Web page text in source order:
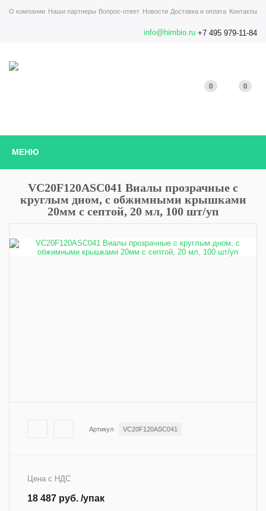
О компании Наши партнеры Вопрос-ответ Новости Доставка и оплата Контакты
info@himbio.ru +7 495 979-11-84
МЕНЮ
0 0
VC20F120ASC041 Виалы прозрачные с
круглым дном, с обжимными крышками
20мм с септой, 20 мл, 100 шт/уп
Артикул VC20F120ASC041
Цена с НДС
18 487 руб. /упак